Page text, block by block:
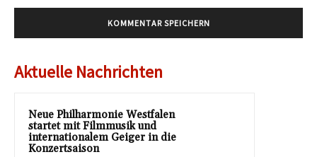
Aktuelle Nachrichten
Neue Philharmonie Westfalen
startet mit Filmmusik und
internationalem Geiger in die
Konzertsaison